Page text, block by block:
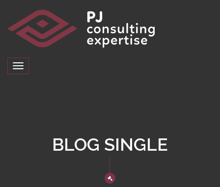
Toggle
navigation
BLOG SINGLE